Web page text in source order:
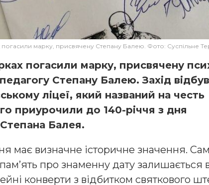
погасили марку, присвячену Степану Балею. Фото: Суспільне
погасили марку, присвячену
Степану Балею. Захід
ліцеї, який названий на честь
приурочили до 140-річчя з дня
Балея.
має визначне історичне значення.
про знаменну дату залишається в
конверти з відбитком святкового